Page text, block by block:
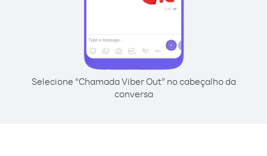
Selecione “Chamada Viber Out” no cabeçalho da
conversa